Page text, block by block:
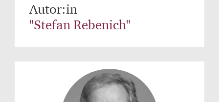
Autor:in
"Stefan Rebenich"